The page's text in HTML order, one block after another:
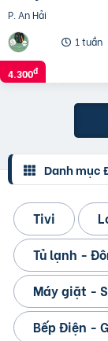
P. An Hải
1 tuần
4.300đ
Danh mục
Tivi
Tủ lạnh -
Máy giặt -
Bếp Điện -